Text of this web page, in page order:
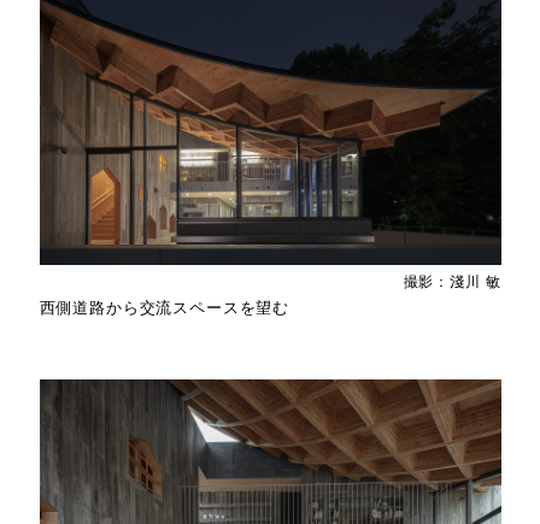
西側道路から交流スペースを望む
撮影：淺川 敏